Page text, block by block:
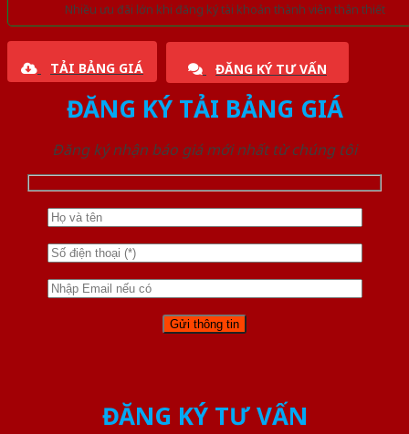
Nhiều ưu đãi lớn khi đăng ký tài khoản thành viên thân thiết
TẢI BẢNG GIÁ ĐĂNG KÝ TƯ VẤN
ĐĂNG KÝ TẢI BẢNG GIÁ
Đăng ký nhận báo giá mới nhất từ chúng tôi
ĐĂNG KÝ TƯ VẤN